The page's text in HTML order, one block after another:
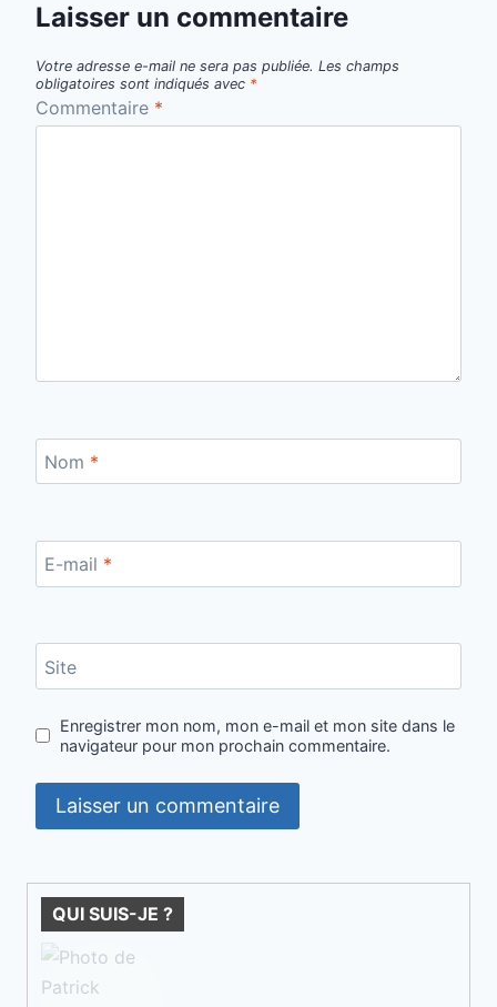
Laisser un commentaire
Votre adresse e-mail ne sera pas publiée. Les champs
obligatoires sont indiqués avec *
Commentaire *
Nom *
E-mail *
Site
Enregistrer mon nom, mon e-mail et mon site dans le
navigateur pour mon prochain commentaire.
QUI SUIS-JE ?